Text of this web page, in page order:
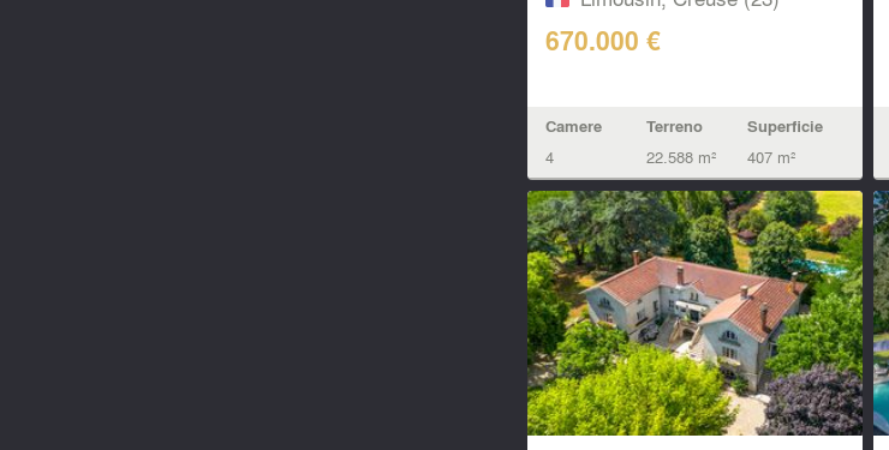
670.000 €
Camere
4
Terreno
22.588 m²
Superficie
407 m²